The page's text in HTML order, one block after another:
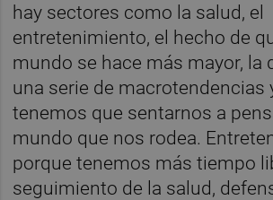
hay sectores como la salud, el
entretenimiento, el hecho de
mundo se hace más mayor, la
una serie de macrotendencias
tenemos que sentarnos a
mundo que nos rodea.
porque tenemos más tiempo
seguimiento de la salud,